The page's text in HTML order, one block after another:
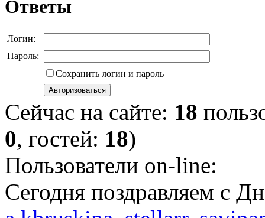
Ответы
Логин:
Пароль:
Сохранить логин и пароль
Сейчас на сайте: 18
0, гостей: 18)
Пользователи on-line:
Cегодня поздравляем с